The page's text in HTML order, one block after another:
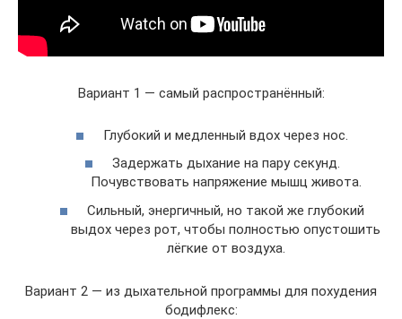
Вариант 1 — самый распространённый:
Глубокий и медленный вдох через нос.
Задержать дыхание на пару секунд.
Почувствовать напряжение мышц живота.
Сильный, энергичный, но такой же глубокий
выдох через рот, чтобы полностью опустошить
лёгкие от воздуха.
Вариант 2 — из дыхательной программы для похудения
бодифлекс: